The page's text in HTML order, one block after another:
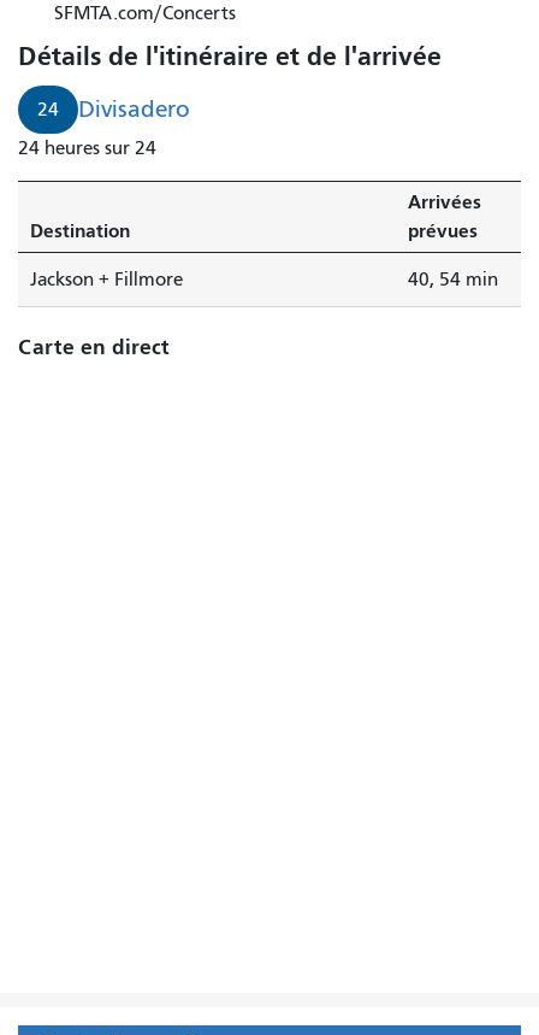
SFMTA.com/Concerts
Détails de l'itinéraire et de l'arrivée
24 Divisadero
24 heures sur 24
Destination
Arrivées
prévues
Jackson + Fillmore 40, 54 min
Carte en direct